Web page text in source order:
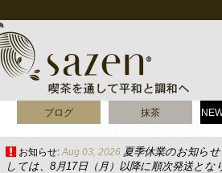
ブログ 抹茶
お知らせ: Aug 03, 2026 夏季休業のお知ら
しては、8月17日（月）以降に順次発送と